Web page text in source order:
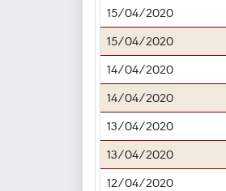
15/04/2020
15/04/2020
14/04/2020
14/04/2020
13/04/2020
13/04/2020
12/04/2020